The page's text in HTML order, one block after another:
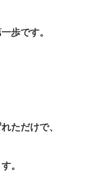
歩です。
ただけで、
。